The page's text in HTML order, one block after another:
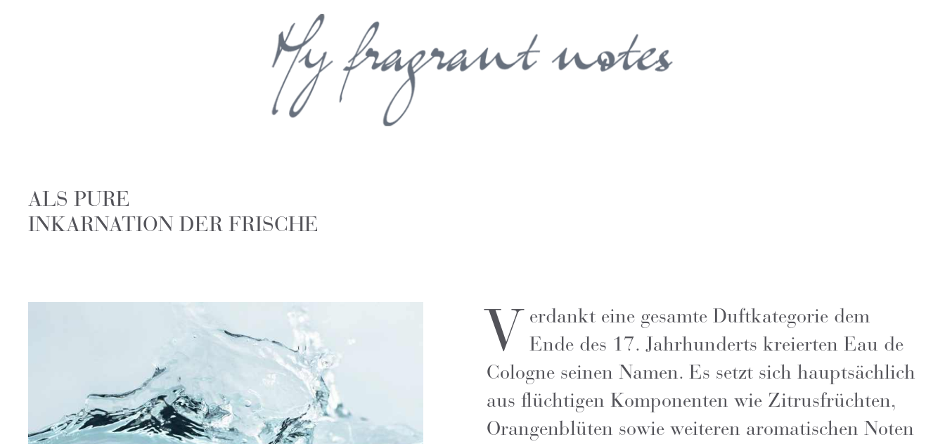
ALS PURE
INKARNATION DER FRISCHE
V erdankt eine gesamte Duftkategorie dem
Ende des 17. Jahrhunderts kreierten Eau de
Cologne seinen Namen. Es setzt sich hauptsächlich
aus flüchtigen Komponenten wie Zitrusfrüchten,
Orangenblüten sowie weiteren aromatischen Noten